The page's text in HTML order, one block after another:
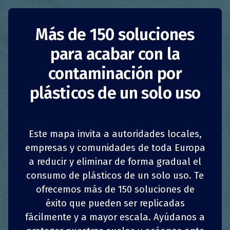
Vasos reutilizables
CLUBZERØ
Reino Unido Reducción del consumo
CLUBZERØfue fundada en 2015 por Safia
Qureshi, una galardonada arquitecta,
diseñadora y ambientalista, y lanzada en abril
de 2018 con su primer cliente importante,
Cushman & Wakefield. La pyme se asocia con
marcas, minoristas y empresas para hacer que
el fenómeno de las bebidas para llevar sea
más sostenible.
1 COMPARTIR z COMPARTIR
4 COMPARTIR COMPARTIR
Más de 150 soluciones
para acabar con la
contaminación por
plásticos de un solo uso
Este mapa invita a autoridades locales,
empresas y comunidades de toda Europa
a reducir y eliminar de forma gradual el
consumo de plásticos de un solo uso. Te
ofrecemos más de 150 soluciones de
éxito que pueden ser replicadas
fácilmente y a mayor escala. Ayúdanos a
1 COMPARTIR z COMPARTIR
4 COMPARTIR COMPARTIR